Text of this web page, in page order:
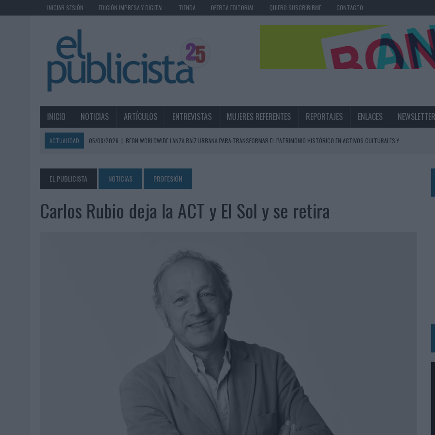
INICIAR SESIÓN EDICIÓN IMPRESA Y DIGITAL TIENDA OFERTA EDITORIAL QUIERO SUSCRIBIRME CONTACTO
INICIO NOTICIAS ARTÍCULOS ENTREVISTAS MUJERES REFERENTES REPORTAJES ENLACES NEWSLETTER
ACTUALIDAD 05/08/2026 | BEON WORLDWIDE LANZA RAÍZ URBANA PARA TRANSFORMAR EL PATRIMONIO HISTÓRICO EN ACTIVOS CULTURALES Y
FABRA COMUNICACIÓN INCORPORA A CASONÁ Y ASUME LA GESTIÓN DE SUS RELACIONES CON LOS MEDIOS
05/08/2026 | LOPESAN HOTELS & RESORTS ACERCA EL PARAÍSO CANARIO EN SU ÚLTIMA CAMPAÑA INTERNACIONAL
05/08/2026
LUIS ARQUILLOS (BURGO DE ARIAS): “LA CONSTRUCCIÓN DE MARCA A LARGO PLAZO Y LA MEDICIÓN SON DOS CARAS DE LA MISMA
MONEDA”
‘LA ÚNICA CERVEZA DEL MUNDO QUE SE DISFRUTA DOS VECES’, DE INUSUALY PARA CERVEZA CAPAZ
‘EL FÚTBOL SIN LAS PERSONAS’, DE DENTSU CREATIVE PARA ORANGE
BABARIA Y MAXIBON SON ‘EL MATCH PERFECTO DEL VERANO’
AUDIBLE REIVINDICA EL PODER TRANSFORMADOR DEL AUDIO EN SU NUEVA CAMPAÑA GLOBAL DE MARCA
‘VUELVE EL FÚTBOL. VUELVE A SOÑAR’, DE VML PARA MOVISTAR
MOVISTAR APELA A LA ILUSIÓN DE LAS AFICIONES PARA EL REGRESO DEL FÚTBOL
EL REAL BETIS INVITA A LOS AFICIONADOS A DISEÑAR SU PRÓXIMA CAMISETA FOREVER GREEN
KFC CONVIERTE LOS UBER EN UN HOMENAJE AL UNIVERSO DE 'LOS SIMPSON'
BACK MARKET PONE A LA MADRE DE SU FUNDADOR COMO AVAL DE SU CALIDAD
PRESENTADO EL JURADO DE LOS PREMIOS DE MARKETING Y COMUNICACIÓN EN EL SECTOR ASEGURADOR 2026
‘FROZEN DUNKIN’ X CALIPPO®’, AUTOPRODUCCIÓN DE DUNKIN’
EL PUBLICISTA NOTICIAS PROFESIÓN
Carlos Rubio deja la ACT y El Sol y se retira